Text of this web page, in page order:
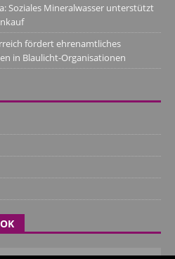
Soziales Mineralwasser unterstützt
fördert ehrenamtliches
in Blaulicht-Organisationen